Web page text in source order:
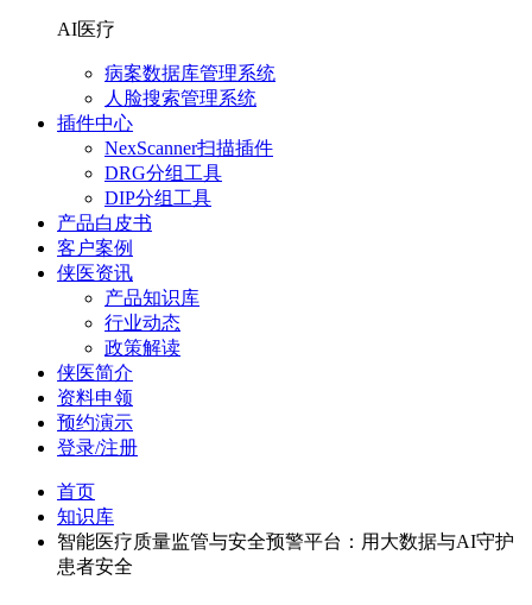
AI医疗
病案数据库管理系统
人脸搜索管理系统
插件中心
NexScanner扫描插件
DRG分组工具
DIP分组工具
产品白皮书
客户案例
侠医资讯
产品知识库
行业动态
政策解读
侠医简介
资料申领
预约演示
登录/注册
首页
知识库
智能医疗质量监管与安全预警平台：用大数据与AI守护
患者安全